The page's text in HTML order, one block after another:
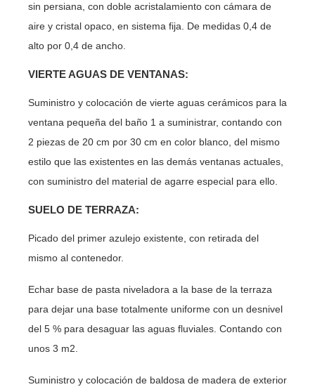
sin persiana, con doble acristalamiento con cámara de
aire y cristal opaco, en sistema fija. De medidas 0,4 de
alto por 0,4 de ancho.
VIERTE AGUAS DE VENTANAS:
Suministro y colocación de vierte aguas cerámicos para la
ventana pequeña del baño 1 a suministrar, contando con
2 piezas de 20 cm por 30 cm en color blanco, del mismo
estilo que las existentes en las demás ventanas actuales,
con suministro del material de agarre especial para ello.
SUELO DE TERRAZA:
Picado del primer azulejo existente, con retirada del
mismo al contenedor.
Echar base de pasta niveladora a la base de la terraza
para dejar una base totalmente uniforme con un desnivel
del 5 % para desaguar las aguas fluviales. Contando con
unos 3 m2.
Suministro y colocación de baldosa de madera de exterior